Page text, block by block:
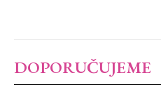
DOPORUČUJEME